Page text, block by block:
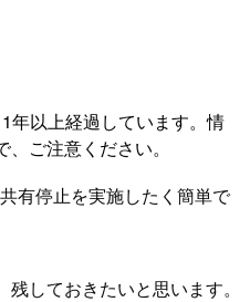
年以上経過しています。情
ご注意ください。
有停止を実施したく簡単で
しておきたいと思います。